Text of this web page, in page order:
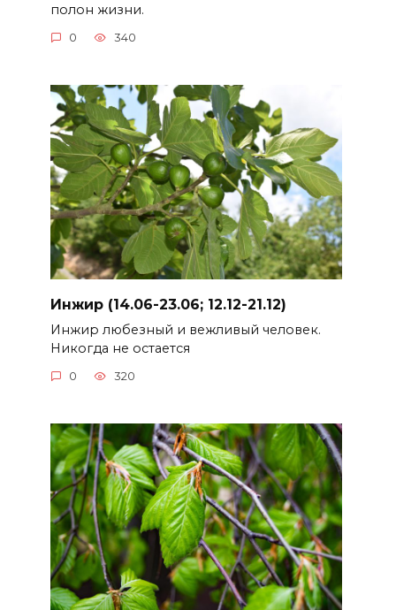
полон жизни.
0 340
Инжир (14.06-23.06; 12.12-21.12)
Инжир любезный и вежливый человек.
Никогда не остается
0 320